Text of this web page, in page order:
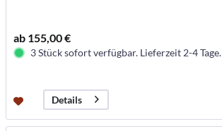
ab 155,00 €
3 Stück sofort verfügbar. Lieferzeit 2-4 Tage.
Details